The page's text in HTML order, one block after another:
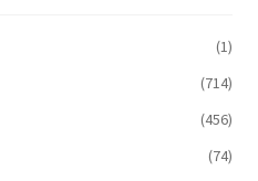
(1)
(714)
(456)
(74)